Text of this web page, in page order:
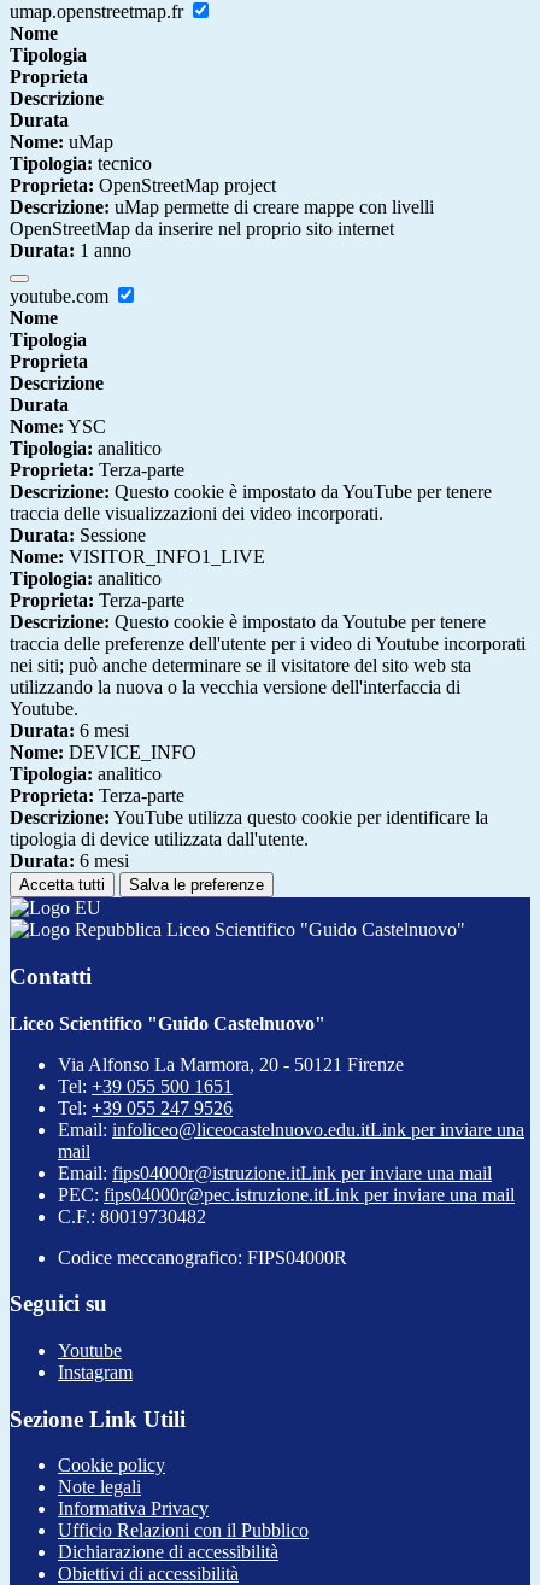
umap.openstreetmap.fr
Nome
Tipologia
Proprieta
Descrizione
Durata
Nome: uMap
Tipologia: tecnico
Proprieta: OpenStreetMap project
Descrizione: uMap permette di creare mappe con livelli
OpenStreetMap da inserire nel proprio sito internet
Durata: 1 anno
youtube.com
Nome
Tipologia
Proprieta
Descrizione
Durata
Nome: YSC
Tipologia: analitico
Proprieta: Terza-parte
Descrizione: Questo cookie è impostato da YouTube per tenere
traccia delle visualizzazioni dei video incorporati.
Durata: Sessione
Nome: VISITOR_INFO1_LIVE
Tipologia: analitico
Proprieta: Terza-parte
Descrizione: Questo cookie è impostato da Youtube per tenere
traccia delle preferenze dell'utente per i video di Youtube incorporati
nei siti; può anche determinare se il visitatore del sito web sta
utilizzando la nuova o la vecchia versione dell'interfaccia di
Youtube.
Durata: 6 mesi
Nome: DEVICE_INFO
Tipologia: analitico
Proprieta: Terza-parte
Descrizione: YouTube utilizza questo cookie per identificare la
tipologia di device utilizzata dall'utente.
Durata: 6 mesi
Accetta tutti Salva le preferenze
Liceo Scientifico "Guido Castelnuovo"
Contatti
Liceo Scientifico "Guido Castelnuovo"
Via Alfonso La Marmora, 20 - 50121 Firenze
Tel: +39 055 500 1651
Tel: +39 055 247 9526
Email: infoliceo@liceocastelnuovo.edu.itLink per inviare una
mail
Email: fips04000r@istruzione.itLink per inviare una mail
PEC: fips04000r@pec.istruzione.itLink per inviare una mail
C.F.: 80019730482
Codice meccanografico: FIPS04000R
Seguici su
Youtube
Instagram
Sezione Link Utili
Cookie policy
Note legali
Informativa Privacy
Ufficio Relazioni con il Pubblico
Dichiarazione di accessibilità
Obiettivi di accessibilità